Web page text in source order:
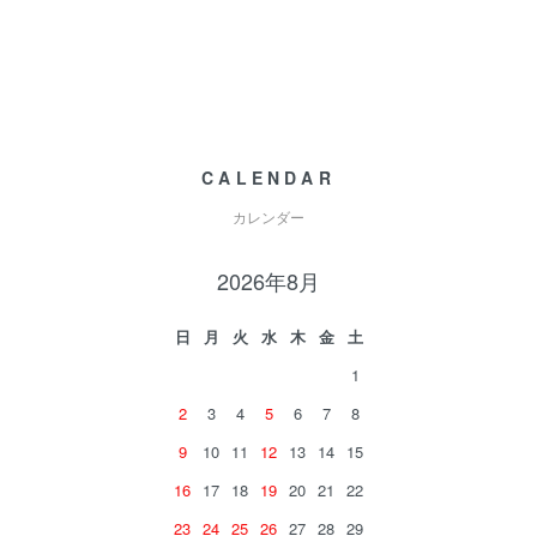
CALENDAR
カレンダー
2026年8月
日 月 火 水 木 金
土
1
2
3 4 5 6 7
8
9
10 11 12 13 14 15
16 17 18 19 20 21
22
23 24 25 26 27 28 29